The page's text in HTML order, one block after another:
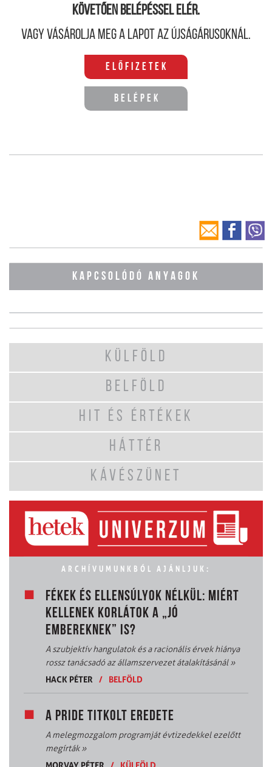
követően belépéssel elér.
Vagy vásárolja meg a lapot az újságárusoknál.
Előfizetek
Belépek
KAPCSOLÓDÓ ANYAGOK
KÜLFÖLD
BELFÖLD
HIT ÉS ÉRTÉKEK
HÁTTÉR
KÁVÉSZÜNET
ARCHÍVUMUNKBÓL AJÁNLJUK:
FÉKEK ÉS ELLENSÚLYOK NÉLKÜL: MIÉRT
KELLENEK KORLÁTOK A „JÓ
EMBEREKNEK” IS?
A szubjektív hangulatok és a racionális érvek hiánya
rossz tanácsadó az államszervezet átalakításánál»
HACK PÉTER
/ BELFÖLD
A PRIDE TITKOLT EREDETE
A melegmozgalom programját évtizedekkel ezelőtt
megírták»
MORVAY PÉTER
/ KÜLFÖLD